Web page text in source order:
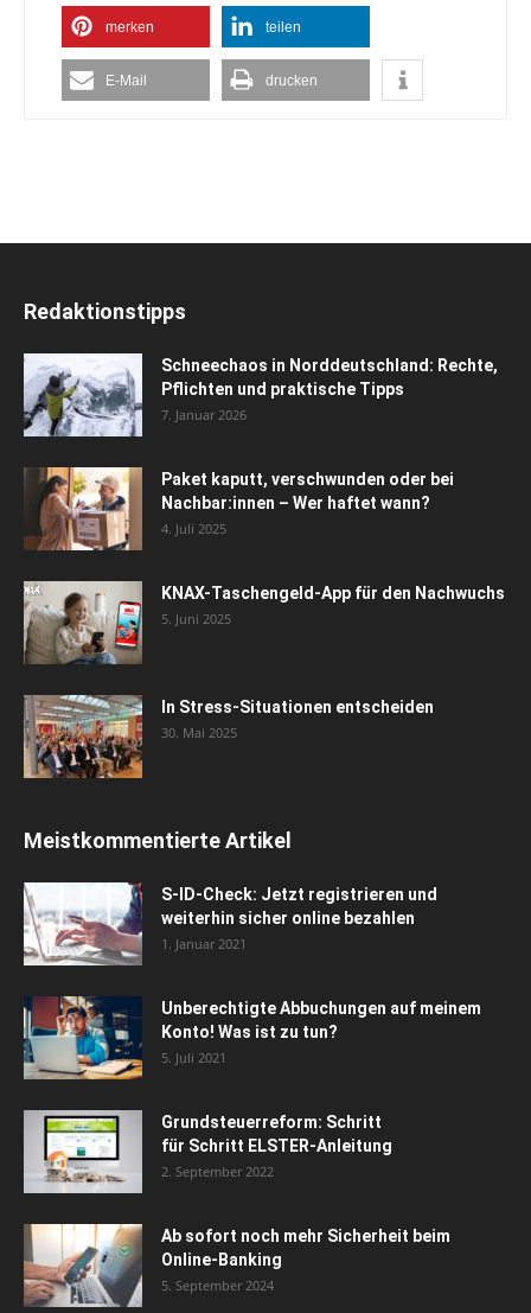
merken teilen
E-Mail drucken
Redaktionstipps
Schneechaos in Norddeutschland: Rechte,
Pflichten und praktische Tipps
7. Januar 2026
Paket kaputt, verschwunden oder bei
Nachbar:innen – Wer haftet wann?
4. Juli 2025
KNAX-Taschengeld-App für den Nachwuchs
5. Juni 2025
In Stress-Situationen entscheiden
30. Mai 2025
Meistkommentierte Artikel
S-ID-Check: Jetzt registrieren und
weiterhin sicher online bezahlen
1. Januar 2021
Unberechtigte Abbuchungen auf meinem
Konto! Was ist zu tun?
5. Juli 2021
Grundsteuerreform: Schritt
für Schritt ELSTER-Anleitung
2. September 2022
Ab sofort noch mehr Sicherheit beim
Online-Banking
5. September 2024